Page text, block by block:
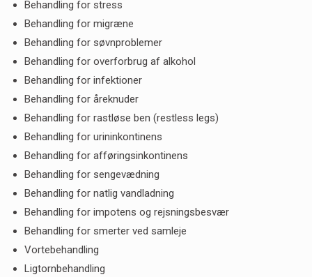
Behandling for stress
Behandling for migræne
Behandling for søvnproblemer
Behandling for overforbrug af alkohol
Behandling for infektioner
Behandling for åreknuder
Behandling for rastløse ben (restless legs)
Behandling for urininkontinens
Behandling for afføringsinkontinens
Behandling for sengevædning
Behandling for natlig vandladning
Behandling for impotens og rejsningsbesvær
Behandling for smerter ved samleje
Vortebehandling
Ligtornbehandling